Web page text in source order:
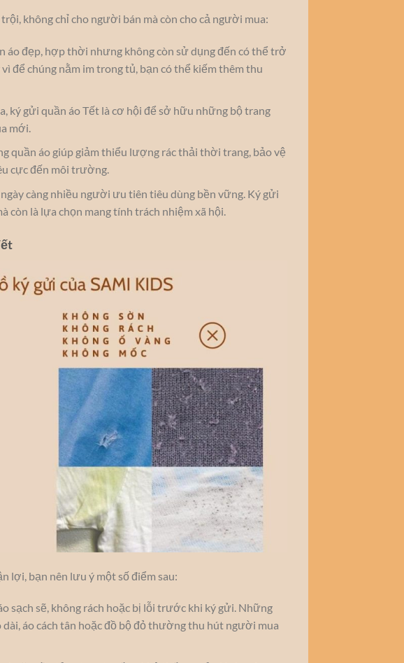
không chỉ cho người bán mà còn cho cả người mua:
áo đẹp, hợp thời nhưng không còn sử dụng đến có thể trở
để chúng nằm im trong tủ, bạn có thể kiếm thêm thu
ký gửi quần áo Tết là cơ hội để sở hữu những bộ trang
mới.
quần áo giúp giảm thiểu lượng rác thải thời trang, bảo vệ
cực đến môi trường.
ngày càng nhiều người ưu tiên tiêu dùng bền vững. Ký gửi
còn là lựa chọn mang tính trách nhiệm xã hội.
lợi, bạn nên lưu ý một số điểm sau:
sạch sẽ, không rách hoặc bị lỗi trước khi ký gửi. Những
áo cách tân hoặc đồ bộ đỏ thường thu hút người mua